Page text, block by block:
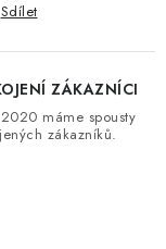
Sdílet
ZÁKAZNÍCI
máme spousty
zákazníků.